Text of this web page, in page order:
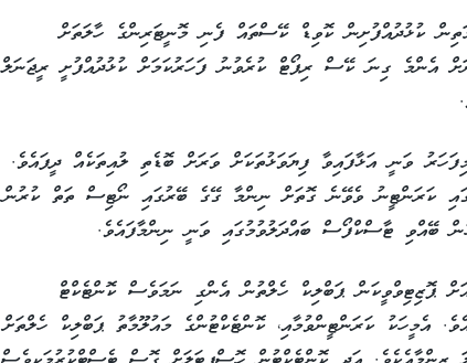
ކުޅުދުއްފުށިން ކޮވިޑް ކޭސްތައް ފެނި މޮނީޓަރިންގެ ހާލަތަށް
އެންމެ ގިނަ ކޭސް ރިޕޯޓް ކުރެވުނު ފަހަރުކަމަށް ކުޅުދުއްފުށީ ރީޖަނަލް
ވަނީ އަޅާފައިވާ ފިޔަވަޅުތަކަށް ވަރަށް ބޮޑެތި ލުއިތަކެއް ދީފައެވެ.
ކަރަންޓީނު ވެވޭނެ ގޮތަށް ނިންމާ ގޭގެ ބޭރުގައި ނޯޓިސް ތަތް ކުރުން
ބޭއްވި ޓާސްކްފޯސް ބައްދަލުވުމުގައި ވަނީ ނިންމާފައެވެ.
ޕޮޒިޓިވްވީކަން ޕަބްލިކް ހެލްތުން އެންގި ނަމަވެސް ކޮންޓެކްޓް
އެމީހަކު ކަރަންޓީންވުމާއި، ކޮންޓެކްޓުންގެ މައުލޫމާތު ޕަބްލިކް ހެލްތަށް